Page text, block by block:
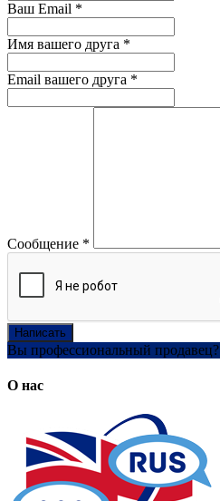
Ваш Email *
Имя вашего друга *
Email вашего друга *
Сообщение *
Написать
Вы профессиональный продавец?
О нас